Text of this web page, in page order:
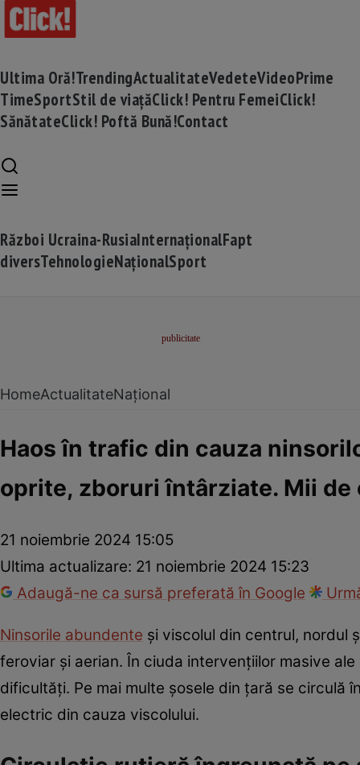
Ultima Oră!TrendingActualitateVedeteVideoPrime
TimeSportStil de viațăClick! Pentru FemeiClick!
SănătateClick! Poftă Bună!Contact
Război Ucraina-RusiaInternaționalFapt
diversTehnologieNaționalSport
HomeActualitateNațional
Haos în trafic din cauza
oprite, zboruri întârziate. Mii de
21 noiembrie 2024 15:05
Ultima actualizare: 21 noiembrie 2024 15:23
Adaugă-ne ca sursă preferată în Google
Ninsorile abundente și viscolul din centrul, nordul
feroviar și aerian. În ciuda intervențiilor masive
dificultăți. Pe mai multe șosele din țară se circulă
electric din cauza viscolului.